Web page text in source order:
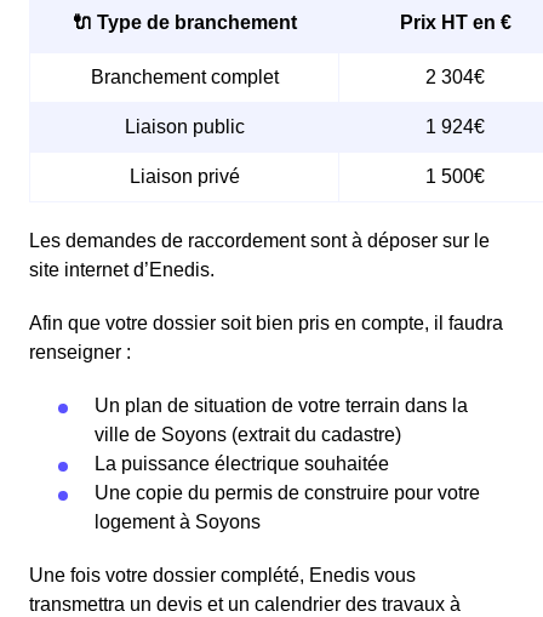
🔌 Type de branchement Prix HT en €
Branchement complet 2 304€
Liaison public 1 924€
Liaison privé 1 500€
Les demandes de raccordement sont à déposer sur le
site internet d’Enedis.
Afin que votre dossier soit bien pris en compte, il faudra
renseigner :
Un plan de situation de votre terrain dans la
ville de Soyons (extrait du cadastre)
La puissance électrique souhaitée
Une copie du permis de construire pour votre
logement à Soyons
Une fois votre dossier complété, Enedis vous
transmettra un devis et un calendrier des travaux à